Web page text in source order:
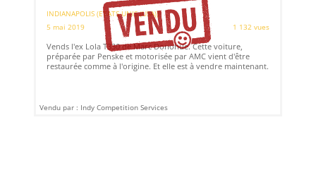
INDIANAPOLIS (ETATS-UNIS (USA))
5 mai 2019
1 132 vues
Vends l'ex Lola T330 de Marc Donohue. Cette voiture,
préparée par Penske et motorisée par AMC vient d'être
restaurée comme à l'origine. Et elle est à vendre maintenant.
Vendu par : Indy Competition Services